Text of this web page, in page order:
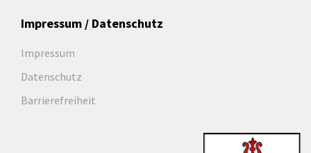
Impressum / Datenschutz
Impressum
Datenschutz
Barrierefreiheit